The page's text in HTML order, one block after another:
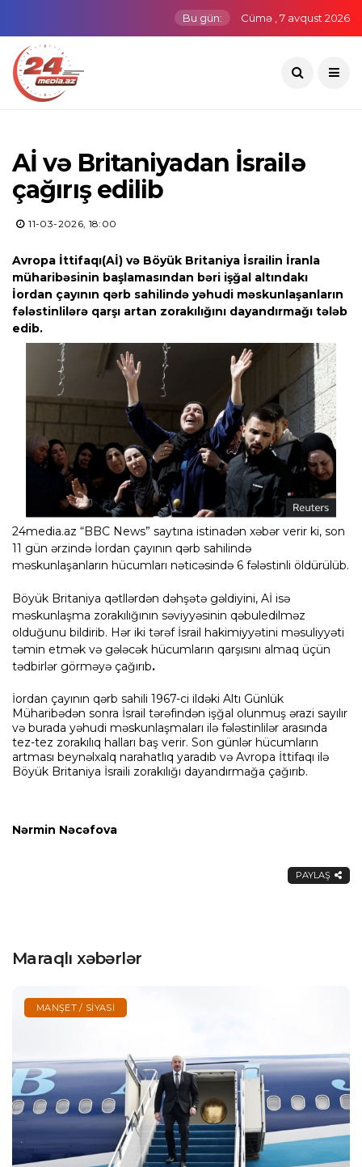
Bu gün: Cümə , 7 avqust 2026
Aİ və Britaniyadan İsrailə
çağırış edilib
11-03-2026, 18:00
Avropa İttifaqı(Aİ) və Böyük Britaniya İsrailin İranla
müharibəsinin başlamasından bəri işğal altındakı
İordan çayının qərb sahilində yəhudi məskunlaşanların
fələstinlilərə qarşı artan zorakılığını dayandırmağı tələb
edib.
24media.az “BBC News” saytına istinadən xəbər verir ki, son
11 gün ərzində İordan çayının qərb sahilində
məskunlaşanların hücumları nəticəsində 6 fələstinli öldürülüb.
Böyük Britaniya qətllərdən dəhşətə gəldiyini, Aİ isə
məskunlaşma zorakılığının səviyyəsinin qəbuledilməz
olduğunu bildirib. Hər iki tərəf İsrail hakimiyyətini məsuliyyəti
təmin etmək və gələcək hücumların qarşısını almaq üçün
tədbirlər görməyə çağırıb.
İordan çayının qərb sahili 1967-ci ildəki Altı Günlük
Müharibədən sonra İsrail tərəfindən işğal olunmuş ərazi sayılır
və burada yəhudi məskunlaşmaları ilə fələstinlilər arasında
tez-tez zorakılıq halları baş verir. Son günlər hücumların
artması beynəlxalq narahatlıq yaradıb və Avropa İttifaqı ilə
Böyük Britaniya İsraili zorakılığı dayandırmağa çağırıb.
Nərmin Nəcəfova
PAYLAŞ
Maraqlı xəbərlər
MANŞET / SIYASI